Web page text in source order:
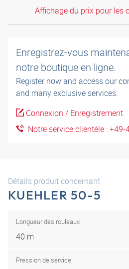
Affichage du prix pour les
Enregistrez-vous
notre boutique en ligne.
Register now and access our
and many exclusive services.
Connexion / Enregistrement
Notre service clientèle :
Détails produit concernant
KUEHLER 50-5
Longueur des rouleaux
40 m
Pression de service